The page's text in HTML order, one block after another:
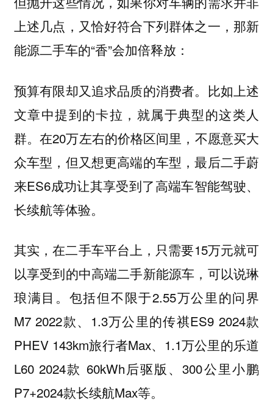
上述几点，又恰好符合下列群体之一，那新
能源二手车的“香”会加倍释放：
预算有限却又追求品质的消费者。 比如上述
文章中提到的卡拉，就属于典型的这类人
群。在20万左右的价格区间里，不愿意买大
众车型，但又想更高端的车型，最后二手蔚
来ES6成功让其享受到了高端车智能驾驶、
长续航等体验。
其实，在二手车平台上，只需要15万元就可
以享受到的中高端二手新能源车，可以说琳
琅满目。包括但不限于2.55万公里的问界
M7 2022款、1.3万公里的传祺ES9 2024款
PHEV 143km旅行者Max、1.1万公里的乐道
L60 2024款 60kWh后驱版、300公里小鹏
P7+2024款长续航Max等。